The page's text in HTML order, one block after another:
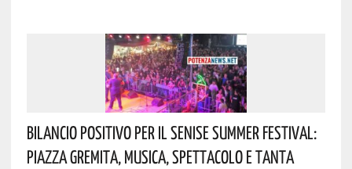
Bilancio Positivo Per Il Senise Summer Festival:
Piazza Gremita, Musica, Spettacolo E Tanta